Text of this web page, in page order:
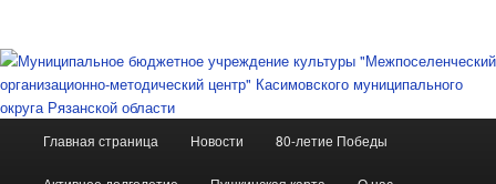
Главная страница Новости 80-летие Победы